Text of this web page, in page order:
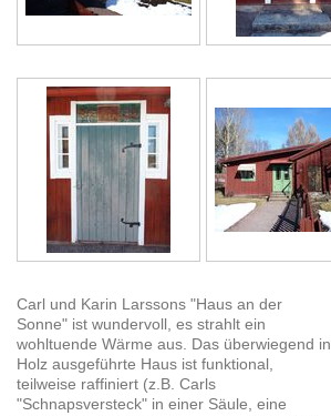
Carl und Karin Larssons "Haus an der
Sonne" ist wundervoll, es strahlt ein
wohltuende Wärme aus. Das überwiegend in
Holz ausgeführte Haus ist funktional,
teilweise raffiniert (z.B. Carls
"Schnapsversteck" in einer Säule, eine